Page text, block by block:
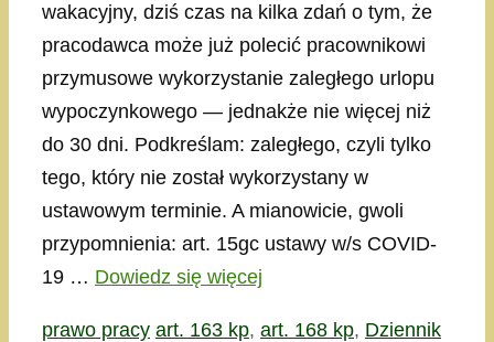
wakacyjny, dziś czas na kilka zdań o tym, że
pracodawca może już polecić pracownikowi
przymusowe wykorzystanie zaległego urlopu
wypoczynkowego — jednakże nie więcej niż
do 30 dni. Podkreślam: zaległego, czyli tylko
tego, który nie został wykorzystany w
ustawowym terminie. A mianowicie, gwoli
przypomnienia: art. 15gc ustawy w/s COVID-
19 … Dowiedz się więcej
Kategorie
prawo pracy Tagi
art. 163 kp, art. 168 kp, Dziennik